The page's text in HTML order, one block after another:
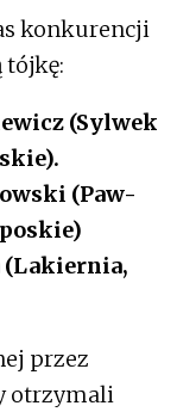
konkurencji
tójkę:
(Sylwek
(Paw-
(Lakiernia,
przez
otrzymali